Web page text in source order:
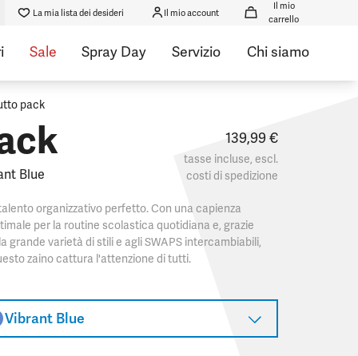
La mia lista dei desideri Il mio account
Il mio
carrello
Sale Spray Day Servizio Chi siamo
pack
Blue
139,99 €
tasse incluse, escl.
costi di spedizione
organizzativo perfetto. Con una capienza
per la routine scolastica quotidiana e, grazie
grande varietà di stili e agli SWAPS intercambiabili,
zaino cattura l'attenzione di tutti.​
Vibrant Blue